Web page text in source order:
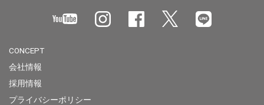
CONCEPT
会社情報
採用情報
プライバシーポリシー